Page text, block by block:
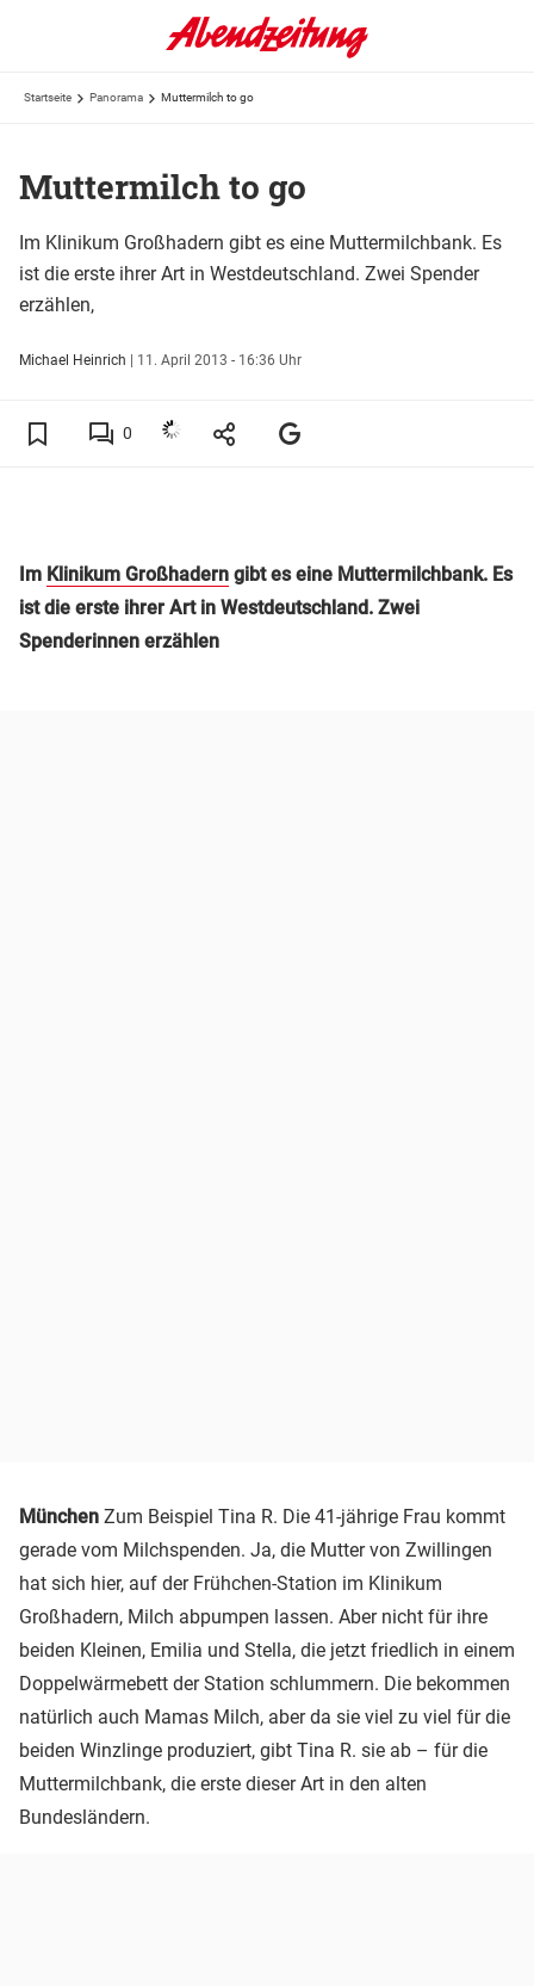
Startseite Panorama Muttermilch to go
Muttermilch to go
Im Klinikum Großhadern gibt es eine Muttermilchbank. Es
ist die erste ihrer Art in Westdeutschland. Zwei Spender
erzählen,
Michael Heinrich | 11. April 2013 - 16:36 Uhr
0
Im Klinikum Großhadern gibt es eine Muttermilchbank. Es
ist die erste ihrer Art in Westdeutschland. Zwei
Spenderinnen erzählen
München Zum Beispiel Tina R. Die 41-jährige Frau kommt
gerade vom Milchspenden. Ja, die Mutter von Zwillingen
hat sich hier, auf der Frühchen-Station im Klinikum
Großhadern, Milch abpumpen lassen. Aber nicht für ihre
beiden Kleinen, Emilia und Stella, die jetzt friedlich in einem
Doppelwärmebett der Station schlummern. Die bekommen
natürlich auch Mamas Milch, aber da sie viel zu viel für die
beiden Winzlinge produziert, gibt Tina R. sie ab – für die
Muttermilchbank, die erste dieser Art in den alten
Bundesländern.